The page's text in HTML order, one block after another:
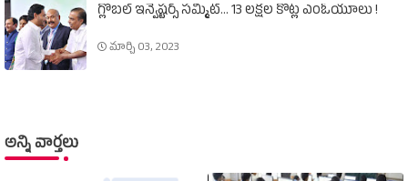
గ్లోబల్‌ ఇన్వెష్టర్స్‌ సమ్మిట్‌... 13 లక్షల కోట్ల ఎంఓయూలు !
మార్చి 03, 2023
అన్ని వార్తలు